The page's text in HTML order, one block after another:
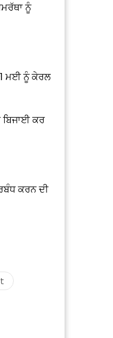
ਨੂੰ
ਮਈ ਨੂੰ ਕੇਰਲ
ਬਿਜਾਈ ਕਰ
ਕਰਨ ਦੀ